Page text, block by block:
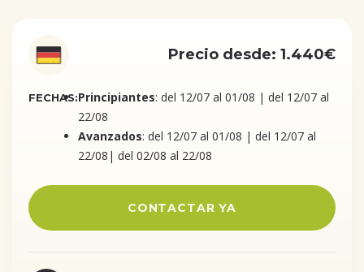
Precio desde: 1.440€
FECHAS:Principiantes: del 12/07 al 01/08 | del 12/07 al
22/08
Avanzados: del 12/07 al 01/08 | del 12/07 al
22/08| del 02/08 al 22/08
CONTACTAR YA